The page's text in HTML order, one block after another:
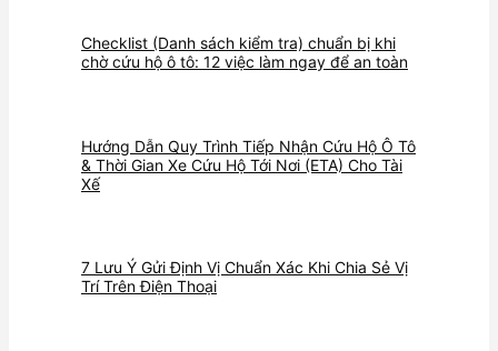
Checklist (Danh sách kiểm tra) chuẩn bị khi
chờ cứu hộ ô tô: 12 việc làm ngay để an toàn
Hướng Dẫn Quy Trình Tiếp Nhận Cứu Hộ Ô Tô
& Thời Gian Xe Cứu Hộ Tới Nơi (ETA) Cho Tài
Xế
7 Lưu Ý Gửi Định Vị Chuẩn Xác Khi Chia Sẻ Vị
Trí Trên Điện Thoại